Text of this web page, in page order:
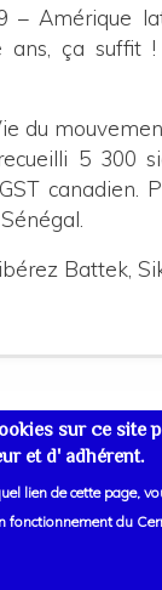
sur ce site
et d' adhérent.
lien de cette page,
fonctionnement du
– Amérique
ans, ça suffit !
du
5 300
canadien.
Battek,
Internationale -